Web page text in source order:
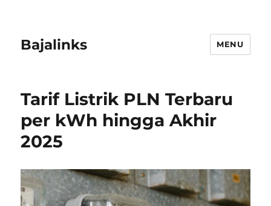
Bajalinks MENU
Tarif Listrik PLN Terbaru
per kWh hingga Akhir
2025